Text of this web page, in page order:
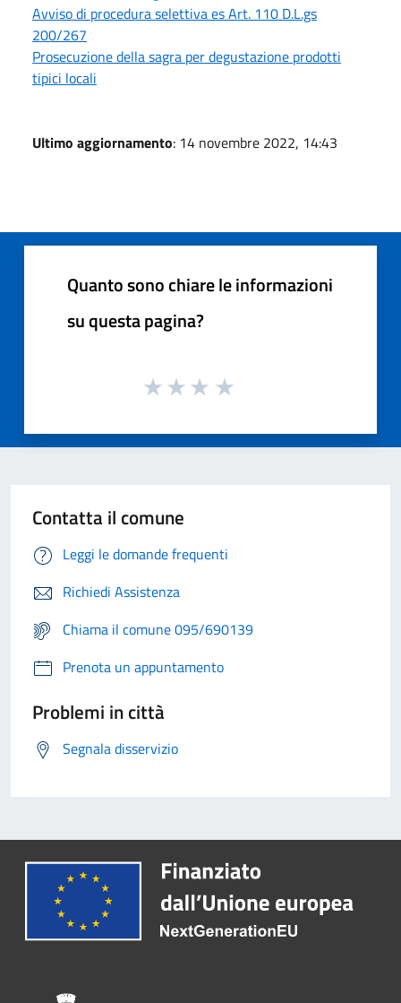
Avviso di procedura selettiva es Art. 110 D.L.gs
200/267
Prosecuzione della sagra per degustazione prodotti
tipici locali
Ultimo aggiornamento: 14 novembre 2022, 14:43
Quanto sono chiare le informazioni
su questa pagina?
Contatta il comune
Leggi le domande frequenti
Richiedi Assistenza
Chiama il comune 095/690139
Prenota un appuntamento
Problemi in città
Segnala disservizio